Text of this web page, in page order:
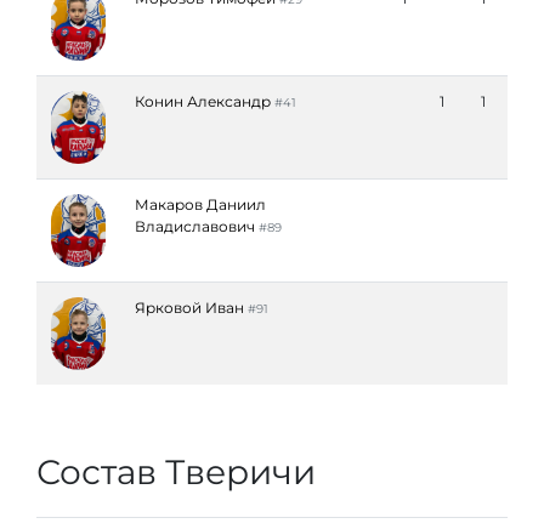
Конин Александр #41 1 1
Макаров Даниил
Владиславович #89
Ярковой Иван #91
Состав Тверичи